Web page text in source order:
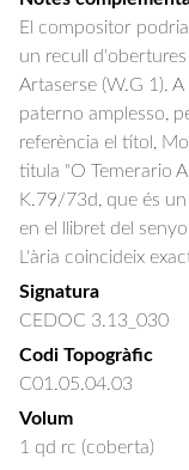
El compositor
un recull
Artaserse (W.G 1).
paterno amplesso,
referència el títol,
titula "O Temerario
K.79/73d, que és
en el llibret del
L'ària coincideix
Signatura
CEDOC 3.13_030
Codi Topogràfic
C01.05.04.03
Volum
1 qd rc (coberta)